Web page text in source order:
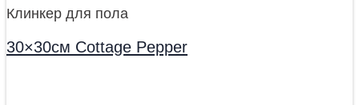
Клинкер для пола
30×30см Cottage Pepper